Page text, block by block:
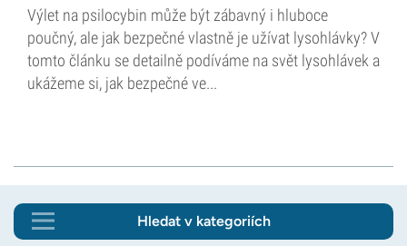
Výlet na psilocybin může být zábavný i hluboce
poučný, ale jak bezpečné vlastně je užívat lysohlávky? V
tomto článku se detailně podíváme na svět lysohlávek a
ukážeme si, jak bezpečné ve...
Hledat v kategoriích